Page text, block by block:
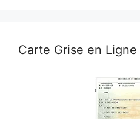
Carte Grise en Ligne